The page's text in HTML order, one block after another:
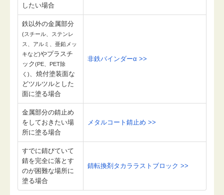
したい場合
鉄以外の金属部分
(スチール、ステンレ
ス、アルミ、亜鉛メッ
キなど)やプラスチ
ック(PE、PET除
く)、焼付塗装面な
どツルツルとした
面に塗る場合
非鉄バインダーα >>
金属部分の錆止め
をしておきたい場
所に塗る場合
メタルコート錆止め >>
すでに錆びていて
錆を完全に落とす
のが困難な場所に
塗る場合
錆転換剤タカララストブロック >>